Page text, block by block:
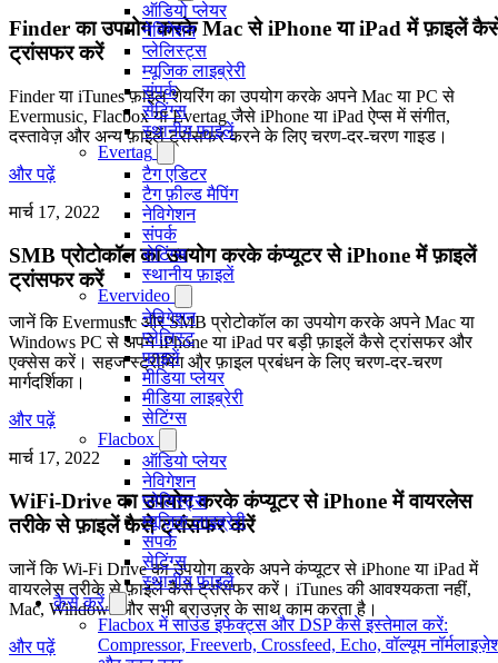
ऑडियो प्लेयर
नेविगेशन
प्लेलिस्ट्स
म्यूजिक लाइब्रेरी
संपर्क
सेटिंग्स
स्थानीय फाइलें
Evertag
टैग एडिटर
टैग फ़ील्ड मैपिंग
नेविगेशन
संपर्क
सेटिंग्स
स्थानीय फ़ाइलें
Evervideo
नेविगेशन
प्लेलिस्ट
फाइलें
मीडिया प्लेयर
मीडिया लाइब्रेरी
सेटिंग्स
Flacbox
ऑडियो प्लेयर
नेविगेशन
प्लेलिस्ट्स
म्यूज़िक लाइब्रेरी
संपर्क
सेटिंग्स
स्थानीय फ़ाइलें
कैसे करें
Flacbox में साउंड इफेक्ट्स और DSP कैसे इस्तेमाल करें:
Compressor, Freeverb, Crossfeed, Echo, वॉल्यूम
Finder का उपयोग करके Mac से iPhone या iPad में फ़ाइलें
ट्रांसफर करें
Finder या iTunes फ़ाइल शेयरिंग का उपयोग करके अपने Mac या PC से
Evermusic, Flacbox या Evertag जैसे iPhone या iPad ऐप्स में संगीत,
दस्तावेज़ और अन्य फ़ाइलें ट्रांसफर करने के लिए चरण-दर-चरण गाइड।
और पढ़ें
मार्च 17, 2022
SMB प्रोटोकॉल का उपयोग करके कंप्यूटर से iPhone में फ़ाइलें
ट्रांसफर करें
जानें कि Evermusic और SMB प्रोटोकॉल का उपयोग करके अपने Mac या
Windows PC से अपने iPhone या iPad पर बड़ी फ़ाइलें कैसे ट्रांसफर और
एक्सेस करें। सहज स्ट्रीमिंग और फ़ाइल प्रबंधन के लिए चरण-दर-चरण
मार्गदर्शिका।
और पढ़ें
मार्च 17, 2022
WiFi-Drive का उपयोग करके कंप्यूटर से iPhone में वायरलेस
तरीके से फ़ाइलें कैसे ट्रांसफर करें
जानें कि Wi-Fi Drive का उपयोग करके अपने कंप्यूटर से iPhone या iPad में
वायरलेस तरीके से फ़ाइलें कैसे ट्रांसफर करें। iTunes की आवश्यकता नहीं,
Mac, Windows और सभी ब्राउज़र के साथ काम करता है।
और पढ़ें